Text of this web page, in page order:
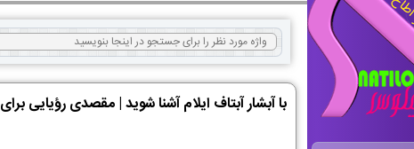
با آبشار آبتاف ایلام آشنا شوید | مقصدی رؤیایی